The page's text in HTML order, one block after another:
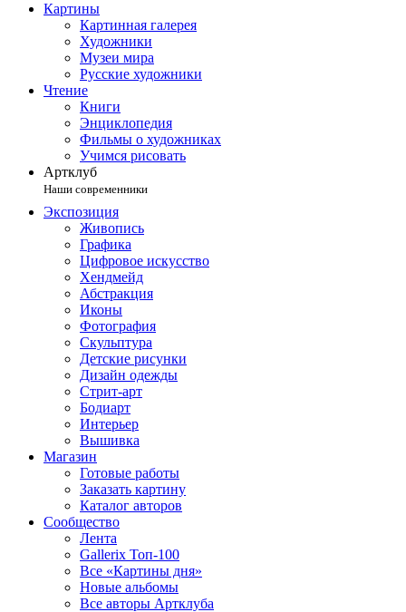
Картины
Картинная галерея
Художники
Музеи мира
Русские художники
Чтение
Книги
Энциклопедия
Фильмы о художниках
Учимся рисовать
Артклуб
Наши современники
Экспозиция
Живопись
Графика
Цифровое искусство
Хендмейд
Абстракция
Иконы
Фотография
Скульптура
Детские рисунки
Дизайн одежды
Стрит-арт
Бодиарт
Интерьер
Вышивка
Магазин
Готовые работы
Заказать картину
Каталог авторов
Сообщество
Лента
Gallerix Топ-100
Все «Картины дня»
Новые альбомы
Все авторы Артклуба